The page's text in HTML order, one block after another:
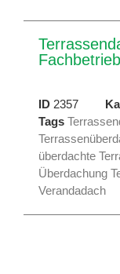
Fachbetrieb
ID 2357
Tags
überdachte
Überdachung
Verandadach